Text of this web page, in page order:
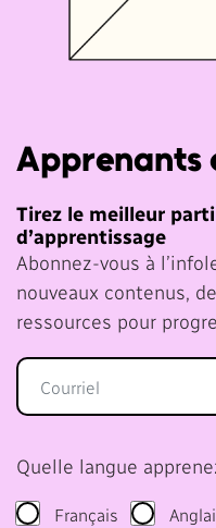
Apprenants
Tirez le meilleur
d’apprentissage
Abonnez-vous à
nouveaux contenus,
ressources pour
Quelle langue
Français